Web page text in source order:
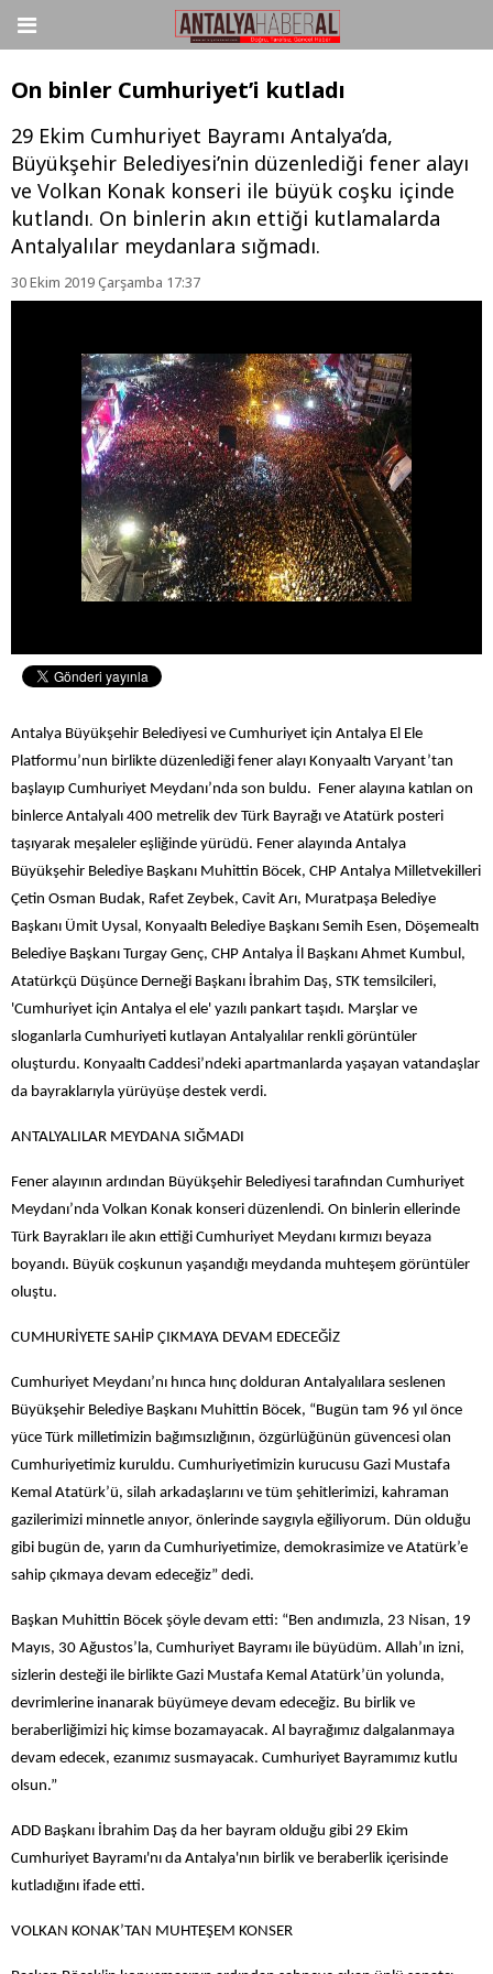
On binler Cumhuriyet’i kutladı
29 Ekim Cumhuriyet Bayramı Antalya’da,
Büyükşehir Belediyesi’nin düzenlediği fener alayı
ve Volkan Konak konseri ile büyük coşku içinde
kutlandı. On binlerin akın ettiği kutlamalarda
Antalyalılar meydanlara sığmadı.
30 Ekim 2019 Çarşamba 17:37
Antalya Büyükşehir Belediyesi ve Cumhuriyet için Antalya El Ele
Platformu’nun birlikte düzenlediği fener alayı Konyaaltı Varyant’tan
başlayıp Cumhuriyet Meydanı’nda son buldu. Fener alayına katılan on
binlerce Antalyalı 400 metrelik dev Türk Bayrağı ve Atatürk posteri
taşıyarak meşaleler eşliğinde yürüdü. Fener alayında Antalya
Büyükşehir Belediye Başkanı Muhittin Böcek, CHP Antalya Milletvekilleri
Çetin Osman Budak, Rafet Zeybek, Cavit Arı, Muratpaşa Belediye
Başkanı Ümit Uysal, Konyaaltı Belediye Başkanı Semih Esen, Döşemealtı
Belediye Başkanı Turgay Genç, CHP Antalya İl Başkanı Ahmet Kumbul,
Atatürkçü Düşünce Derneği Başkanı İbrahim Daş, STK temsilcileri,
'Cumhuriyet için Antalya el ele' yazılı pankart taşıdı. Marşlar ve
sloganlarla Cumhuriyeti kutlayan Antalyalılar renkli görüntüler
oluşturdu. Konyaaltı Caddesi’ndeki apartmanlarda yaşayan vatandaşlar
da bayraklarıyla yürüyüşe destek verdi.
ANTALYALILAR MEYDANA SIĞMADI
Fener alayının ardından Büyükşehir Belediyesi tarafından Cumhuriyet
Meydanı’nda Volkan Konak konseri düzenlendi. On binlerin ellerinde
Türk Bayrakları ile akın ettiği Cumhuriyet Meydanı kırmızı beyaza
boyandı. Büyük coşkunun yaşandığı meydanda muhteşem görüntüler
oluştu.
CUMHURİYETE SAHİP ÇIKMAYA DEVAM EDECEĞİZ
Cumhuriyet Meydanı’nı hınca hınç dolduran Antalyalılara seslenen
Büyükşehir Belediye Başkanı Muhittin Böcek, “Bugün tam 96 yıl önce
yüce Türk milletimizin bağımsızlığının, özgürlüğünün güvencesi olan
Cumhuriyetimiz kuruldu. Cumhuriyetimizin kurucusu Gazi Mustafa
Kemal Atatürk’ü, silah arkadaşlarını ve tüm şehitlerimizi, kahraman
gazilerimizi minnetle anıyor, önlerinde saygıyla eğiliyorum. Dün olduğu
gibi bugün de, yarın da Cumhuriyetimize, demokrasimize ve Atatürk’e
sahip çıkmaya devam edeceğiz” dedi.
Başkan Muhittin Böcek şöyle devam etti: “Ben andımızla, 23 Nisan, 19
Mayıs, 30 Ağustos’la, Cumhuriyet Bayramı ile büyüdüm. Allah’ın izni,
sizlerin desteği ile birlikte Gazi Mustafa Kemal Atatürk’ün yolunda,
devrimlerine inanarak büyümeye devam edeceğiz. Bu birlik ve
beraberliğimizi hiç kimse bozamayacak. Al bayrağımız dalgalanmaya
devam edecek, ezanımız susmayacak. Cumhuriyet Bayramımız kutlu
olsun.”
ADD Başkanı İbrahim Daş da her bayram olduğu gibi 29 Ekim
Cumhuriyet Bayramı'nı da Antalya'nın birlik ve beraberlik içerisinde
kutladığını ifade etti.
VOLKAN KONAK’TAN MUHTEŞEM KONSER